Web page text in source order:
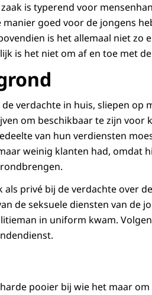
is typerend voor
goed voor de jongens
is het allemaal niet zo
is het niet om af en toe met de
verdachte in huis, sliepen op
om beschikbaar te zijn voor
van hun verdiensten
weinig klanten had, omdat
als privé bij de verdachte over
de seksuele diensten van de
in uniform kwam.
pooier bij wie het maar